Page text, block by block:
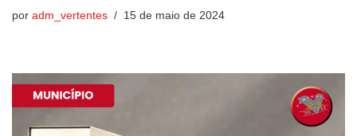
por adm_vertentes 15 de maio de 2024